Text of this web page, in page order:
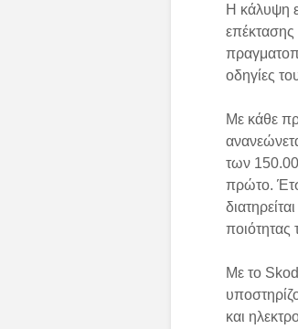
Η κάλυψη
οδηγίες
Με κάθε
των
πρώτο.
ποιότητας
Με το
και